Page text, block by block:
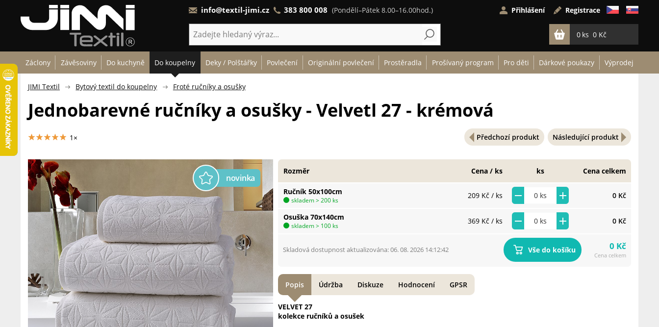
info@textil-jimi.cz 383 800 008 (Pondělí–Pátek 8.00–16.00hod.) Přihlášení Registrace
0 0 Kč
Záclony Závěsoviny Do kuchyně Do koupelny Deky / Polštářky Povlečení Originální povlečení Prostěradla Prošívaný program Pro děti Dárkové poukazy Výprodej
JIMI Textil Bytový textil do koupelny Froté ručníky a osušky
1× Předchozí produkt Následující produkt
Jednobarevné ručníky a osušky - Velvetl 27 - krémová
Ručník 50x100cm 209 Kč / ks 0 Kč
skladem > 200 ks
Osuška 70x140cm 369 Kč / ks 0 Kč
skladem > 100 ks
Rozměr Cena / ks ks Cena celkem
Skladová dostupnost aktualizována: 06. 08. 2026 14:12:42 Vše do košíku 0 Kč
Cena celkem
VELVET 27
kolekce ručníků a osušek
Popis Údržba Diskuze Hodnocení GPSR